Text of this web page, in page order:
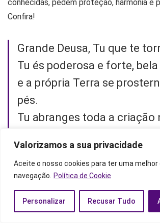
Valorizamos a sua privacidade
Aceite o nosso cookies para ter uma melhor
navegação.
Política de Cookie
Personalizar Recusar Tudo
conhecidas, pedem proteção, harmonia e
Confira!
Grande Deusa, Tu que te
Tu és poderosa e forte,
e a própria Terra se
pés.
Tu abranges toda a criação
tornando-as estrelas que
vastidão do Teu corpo.
Nut, minha Senhora, me